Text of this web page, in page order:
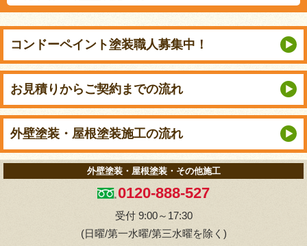
コンドーペイント塗装職人募集中！
お見積りから ご契約までの流れ
外壁塗装・屋根塗装施工の流れ
外壁塗装・屋根塗装・その他施工
0120-888-527
受付 9:00～17:30
(日曜/第一水曜/第三水曜を除く)